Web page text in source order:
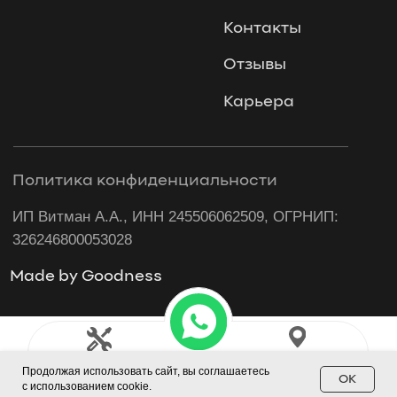
Продолжая использовать сайт, вы соглашаетесь
с использованием cookie.
OK